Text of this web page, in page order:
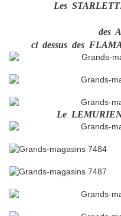
Les
des
ci dessus des
Le